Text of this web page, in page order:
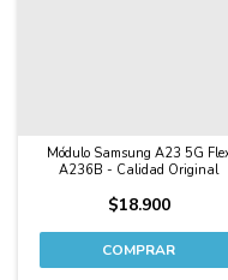
Módulo Samsung A23 5G
A236B - Calidad Original
$18.900